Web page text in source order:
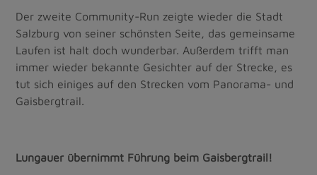
Der zweite Community-Run zeigte wieder die Stadt
Salzburg von seiner schönsten Seite, das gemeinsame
Laufen ist halt doch wunderbar. Außerdem trifft man
immer wieder bekannte Gesichter auf der Strecke, es
tut sich einiges auf den Strecken vom Panorama- und
Gaisbergtrail.
Lungauer übernimmt Führung beim Gaisbergtrail!